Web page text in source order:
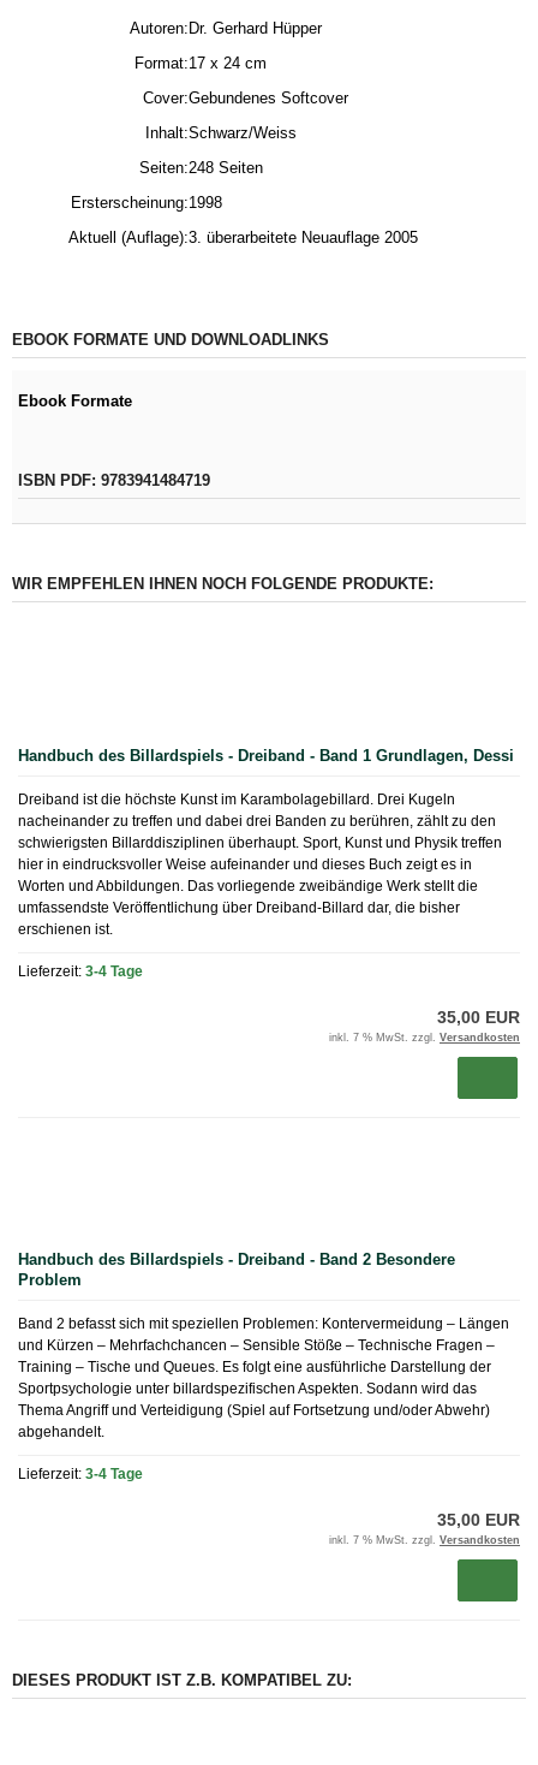
Autoren: Dr. Gerhard Hüpper
Format:17 x 24 cm
Cover:Gebundenes Softcover
Inhalt:Schwarz/Weiss
Seiten:248 Seiten
Ersterscheinung:1998
Aktuell (Auflage):3. überarbeitete Neuauflage 2005
EBOOK FORMATE UND DOWNLOADLINKS
Ebook Formate
ISBN PDF: 9783941484719
WIR EMPFEHLEN IHNEN NOCH FOLGENDE PRODUKTE:
Handbuch des Billardspiels - Dreiband - Band 1 Grundlagen, Dessi
Dreiband ist die höchste Kunst im Karambolagebillard. Drei Kugeln
nacheinander zu treffen und dabei drei Banden zu berühren, zählt zu den
schwierigsten Billarddisziplinen überhaupt. Sport, Kunst und Physik treffen
hier in eindrucksvoller Weise aufeinander und dieses Buch zeigt es in
Worten und Abbildungen. Das vorliegende zweibändige Werk stellt die
umfassendste Veröffentlichung über Dreiband-Billard dar, die bisher
erschienen ist.
Lieferzeit: 3-4 Tage
35,00 EUR
inkl. 7 % MwSt. zzgl. Versandkosten
Handbuch des Billardspiels - Dreiband - Band 2 Besondere
Problem
Band 2 befasst sich mit speziellen Problemen: Kontervermeidung – Längen
und Kürzen – Mehrfachchancen – Sensible Stöße – Technische Fragen –
Training – Tische und Queues. Es folgt eine ausführliche Darstellung der
Sportpsychologie unter billardspezifischen Aspekten. Sodann wird das
Thema Angriff und Verteidigung (Spiel auf Fortsetzung und/oder Abwehr)
abgehandelt.
Lieferzeit: 3-4 Tage
35,00 EUR
inkl. 7 % MwSt. zzgl. Versandkosten
DIESES PRODUKT IST Z.B. KOMPATIBEL ZU: